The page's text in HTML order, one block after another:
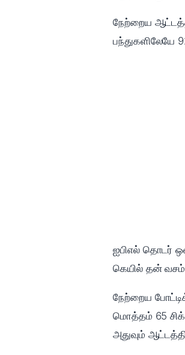
நேற்றைய
பந்துகளிலேயே
ஐபிஎல் தொடர்
கெயில் தன் வசம்
நேற்றைய
மொத்தம் 65
அதுவும்